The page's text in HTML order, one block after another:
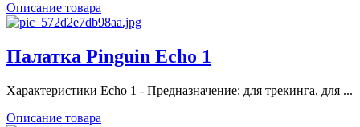
Описание товара
Палатка Pinguin Echo 1
Характеристики Echo 1 - Предназначение: для трекинга, для ...
Описание товара